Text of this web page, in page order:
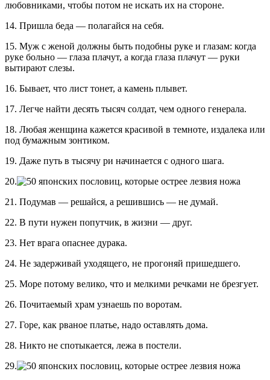
любовниками, чтобы потом не искать их на стороне.
14. Пришла беда — полагайся на себя.
15. Муж с женой должны быть подобны руке и глазам: когда
руке больно — глаза плачут, а когда глаза плачут — руки
вытирают слезы.
16. Бывает, что лист тонет, а камень плывет.
17. Легче найти десять тысяч солдат, чем одного генерала.
18. Любая женщина кажется красивой в темноте, издалека или
под бумажным зонтиком.
19. Даже путь в тысячу ри начинается с одного шага.
20.
21. Подумав — решайся, а решившись — не думай.
22. В пути нужен попутчик, в жизни — друг.
23. Нет врага опаснее дурака.
24. Не задерживай уходящего, не прогоняй пришедшего.
25. Море потому велико, что и мелкими речками не брезгует.
26. Почитаемый храм узнаешь по воротам.
27. Горе, как рваное платье, надо оставлять дома.
28. Никто не спотыкается, лежа в постели.
29.